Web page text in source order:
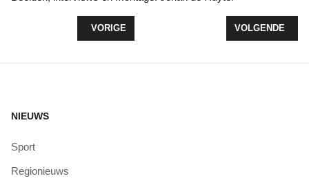
VORIG ARTIKEL: SCOUTINGGROEPEN UIT
VORIGE VOLGENDE
VOLGENDE
NIEUWS
Sport
Regionieuws